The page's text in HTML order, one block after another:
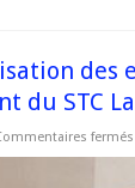
des
du STC
fermés